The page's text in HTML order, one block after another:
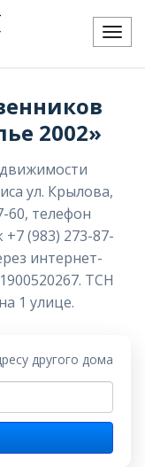
Меню
2002»
ул. Крылова,
60, телефон
(983) 273-87-
интернет-
ТСН
1 улице.
другого дома